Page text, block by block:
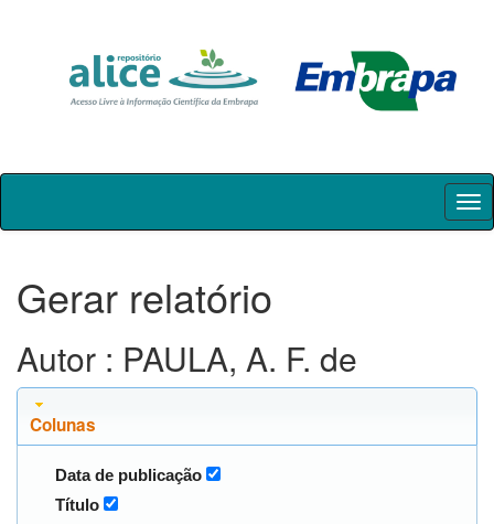
Skip
Gerar relatório
Autor : PAULA, A. F. de
Colunas
Data de publicação
Título